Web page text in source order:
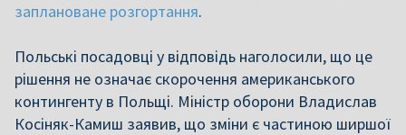
заплановане розгортання.
Польські посадовці у відповідь наголосили, що це
рішення не означає скорочення американського
контингенту в Польщі. Міністр оборони Владислав
Косіняк-Камиш заявив, що зміни є частиною ширшої